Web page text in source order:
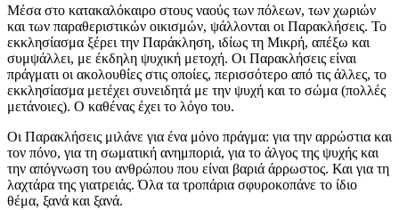
Μέσα στο κατακαλόκαιρο στους ναούς των πόλεων, των χωριών
και των παραθεριστικών οικισμών, ψάλλονται οι Παρακλήσεις. Το
εκκλησίασμα ξέρει την Παράκληση, ιδίως τη Μικρή, απέξω και
συμψάλλει, με έκδηλη ψυχική μετοχή. Οι Παρακλήσεις είναι
πράγματι οι ακολουθίες στις οποίες, περισσότερο από τις άλλες, το
εκκλησίασμα μετέχει συνειδητά με την ψυχή και το σώμα (πολλές
μετάνοιες). Ο καθένας έχει το λόγο του.
Οι Παρακλήσεις μιλάνε για ένα μόνο πράγμα: για την αρρώστια και
τον πόνο, για τη σωματική ανημποριά, για το άλγος της ψυχής και
την απόγνωση του ανθρώπου που είναι βαριά άρρωστος. Και για τη
λαχτάρα της γιατρειάς. Όλα τα τροπάρια σφυροκοπάνε το ίδιο
θέμα, ξανά και ξανά.